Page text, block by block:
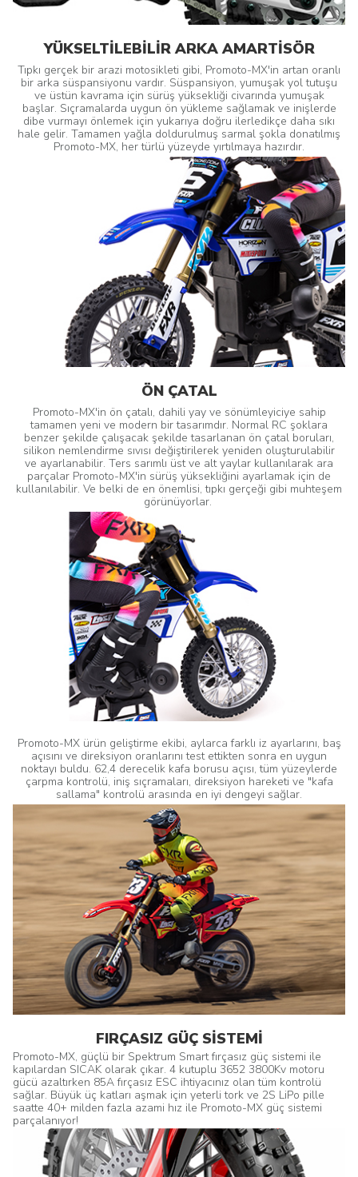
YÜKSELTİLEBİLİR ARKA AMARTİSÖR
Tıpkı gerçek bir arazi motosikleti gibi, Promoto-MX'in artan oranlı
bir arka süspansiyonu vardır. Süspansiyon, yumuşak yol tutuşu
ve üstün kavrama için sürüş yüksekliği civarında yumuşak
başlar. Sıçramalarda uygun ön yükleme sağlamak ve inişlerde
dibe vurmayı önlemek için yukarıya doğru ilerledikçe daha sıkı
hale gelir. Tamamen yağla doldurulmuş sarmal şokla donatılmış
Promoto-MX, her türlü yüzeyde yırtılmaya hazırdır.
ÖN ÇATAL
Promoto-MX'in ön çatalı, dahili yay ve sönümleyiciye sahip
tamamen yeni ve modern bir tasarımdır. Normal RC şoklara
benzer şekilde çalışacak şekilde tasarlanan ön çatal boruları,
silikon nemlendirme sıvısı değiştirilerek yeniden oluşturulabilir
ve ayarlanabilir. Ters sarımlı üst ve alt yaylar kullanılarak ara
parçalar Promoto-MX'in sürüş yüksekliğini ayarlamak için de
kullanılabilir. Ve belki de en önemlisi, tıpkı gerçeği gibi muhteşem
görünüyorlar.
Promoto-MX ürün geliştirme ekibi, aylarca farklı iz ayarlarını, baş
açısını ve direksiyon oranlarını test ettikten sonra en uygun
noktayı buldu. 62,4 derecelik kafa borusu açısı, tüm yüzeylerde
çarpma kontrolü, iniş sıçramaları, direksiyon hareketi ve "kafa
sallama" kontrolü arasında en iyi dengeyi sağlar.
FIRÇASIZ GÜÇ SİSTEMİ
Promoto-MX, güçlü bir Spektrum Smart fırçasız güç sistemi ile
kapılardan SICAK olarak çıkar. 4 kutuplu 3652 3800Kv motoru
gücü azaltırken 85A fırçasız ESC ihtiyacınız olan tüm kontrolü
sağlar. Büyük üç katları aşmak için yeterli tork ve 2S LiPo pille
saatte 40+ milden fazla azami hız ile Promoto-MX güç sistemi
parçalanıyor!